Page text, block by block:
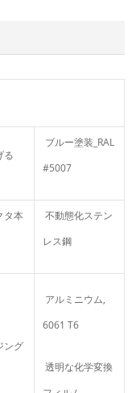
る
ブルー塗装_RAL
#5007
タ本
不動態化ステン
レス鋼
ング
アルミニウム,
6061 T6
透明な化学変換